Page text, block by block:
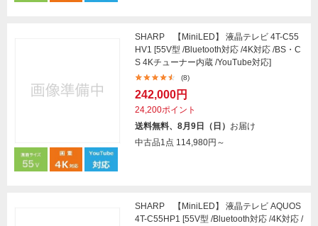
SHARP 【MiniLED】 液晶テレビ 4T-C55
HV1 [55V型 /Bluetooth対応 /4K対応 /BS・C
S 4Kチューナー内蔵 /YouTube対応]
(8)
242,000円
24,200ポイント
送料無料、8月9日（日） お届け
中古品1点 114,980円～
SHARP 【MiniLED】 液晶テレビ AQUOS
4T-C55HP1 [55V型 /Bluetooth対応 /4K対応 /